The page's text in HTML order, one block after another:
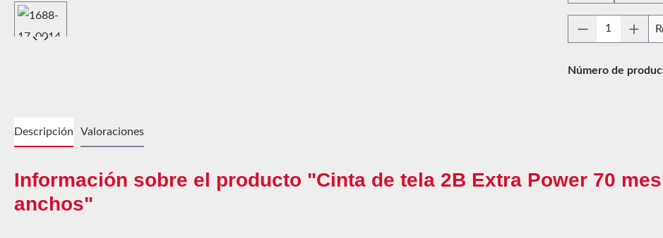
Cantidad
Número de
Descripción Valoraciones
Información sobre el producto "Cinta de tela 2B Extra Power 70
anchos"